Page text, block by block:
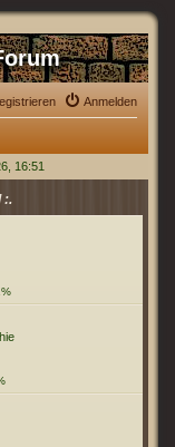
Anmelden
16:51
:.